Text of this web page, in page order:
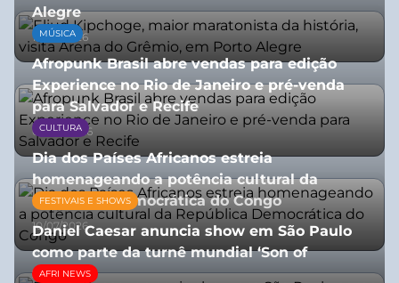
Alegre
10/07/2026
MÚSICA
Afropunk Brasil abre vendas para edição
Experience no Rio de Janeiro e pré-venda
para Salvador e Recife
03/08/2026
CULTURA
Dia dos Países Africanos estreia
homenageando a potência cultural da
República Democrática do Congo
10/07/2026
FESTIVAIS E SHOWS
Daniel Caesar anuncia show em São Paulo
como parte da turnê mundial ‘Son of
Spergy’
AFRI NEWS